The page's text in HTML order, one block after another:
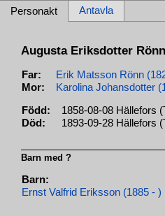
Personakt Antavla
Augusta Eriksdotter Rönn
Far:
Erik Matsson Rönn
Mor:
Karolina Johansdotter
Född:
1858-08-08 Hällefors
Död:
1893-09-28 Hällefors
Barn med ?
Barn:
Ernst Valfrid Eriksson (1885 - )